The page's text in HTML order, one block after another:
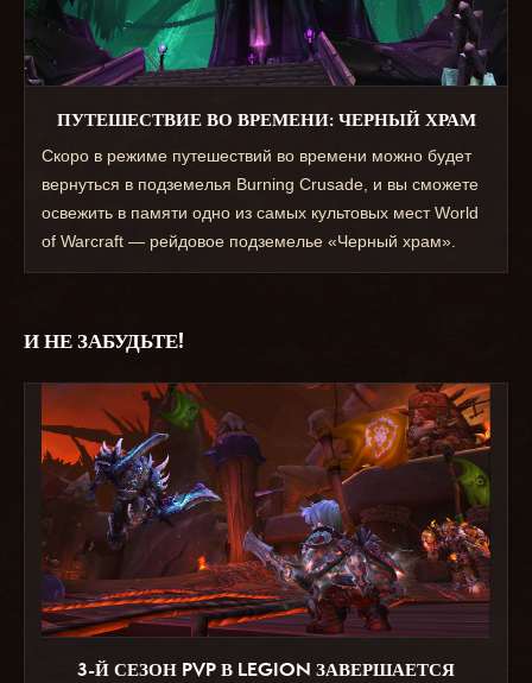
ПУТЕШЕСТВИЕ ВО ВРЕМЕНИ: ЧЕРНЫЙ ХРАМ
Скоро в режиме путешествий во времени можно будет
вернуться в подземелья Burning Crusade, и вы сможете
освежить в памяти одно из самых культовых мест World
of Warcraft — рейдовое подземелье «Черный храм».
И НЕ ЗАБУДЬТЕ!
3-Й СЕЗОН PVP В LEGION ЗАВЕРШАЕТСЯ